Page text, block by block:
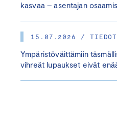
kasvaa – asentajan
15.07.2026 /
Ympäristöväittämiin
vihreät lupaukset eivät